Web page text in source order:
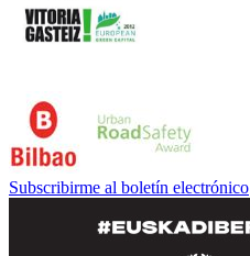
Subscribirme al boletín electrónico